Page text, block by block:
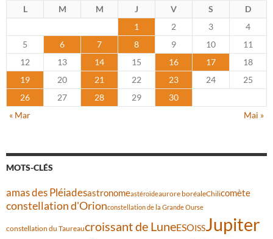
L M M J V S
D
1
2 3
4
5
6 7 8 9 10
11
12
13 14 15 16 17
18
19
20 21 22 23 24
25
26
27 28 29
30
« Mar
Mai »
MOTS-CLÉS
amas des Pléiadesastronomeastéroïdeaurore boréaleChilicomète
constellation d'Orionconstellation de la Grande Ourse
constellation du Taureaucroissant de LuneESOISSJupiter